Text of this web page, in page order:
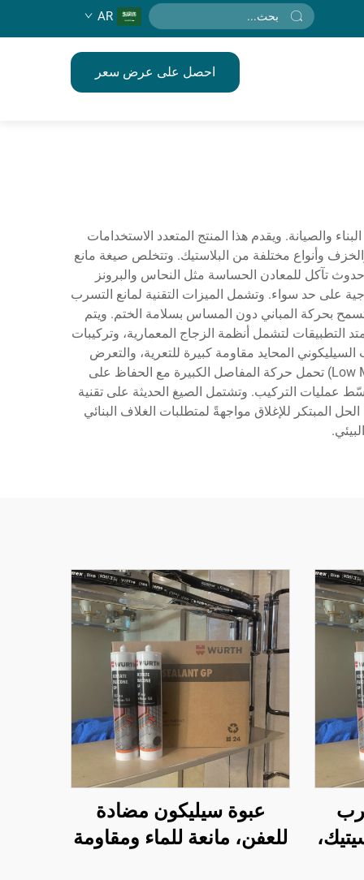
AR
احصل على عرض سعر
والصيانة. ويقدم هذا المنتج المتعدد الاستخدامات
وأنواع مختلفة من البلاستيك. وتتخلص صيغة مانع
تآكل للمعادن الحساسة مثل النحاس والبرونز
على حد سواء. وتشمل الميزات التقنية لمانع التسرب
واستقراراً حرارياً يتراوح بين -40°م إلى 150°م، ومرونة استثنائية تسمح بحركة المباني دون المساس بسلامة الختم. ويتم
لتشمل أنظمة الزجاج المعمارية، وتركيبات
المحايد مقاومة كبيرة للتعرية، والتعرض
للأوزون، والتدهور الكيميائي، مما يضمن أداءً طويل الأمد في الظروف الصعبة. وتتيح له خصائصه المنخفضة الوحدة (Low Modulus) تحمل حركة المفاصل الكبيرة مع الحفاظ على
عمليات التركيب. وتشتمل الصيغ الحديثة على تقنية
المبتكر للإغلاق مواجهةً لمتطلبات الغلاف البنائي
عبوة سيليكون مضادة
للعفن، مانعة للماء ومقاومة